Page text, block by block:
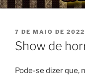
PUBLICADO
EM
7 DE MAIO DE 2022
Show de
Pode-se dizer que,